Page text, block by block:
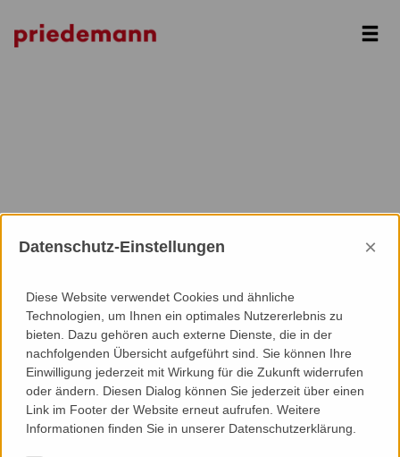
Datenschutz-Einstellungen ×
Diese Website verwendet Cookies und ähnliche
Technologien, um Ihnen ein optimales Nutzererlebnis zu
bieten. Dazu gehören auch externe Dienste, die in der
nachfolgenden Übersicht aufgeführt sind. Sie können Ihre
Einwilligung jederzeit mit Wirkung für die Zukunft widerrufen
oder ändern. Diesen Dialog können Sie jederzeit über einen
Link im Footer der Website erneut aufrufen. Weitere
Informationen finden Sie in unserer Datenschutzerklärung.